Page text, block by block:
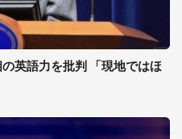
英語力を批判 「現地ではほ